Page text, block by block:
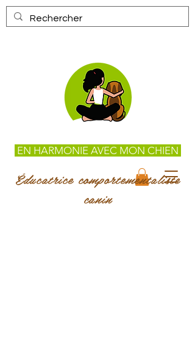
Éducatrice comportementaliste
canin
EN HARMONIE AVEC MON CHIEN